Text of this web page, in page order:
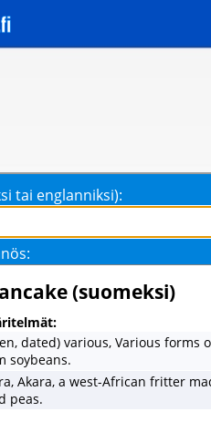
tai englanniksi):
(suomeksi)
dated) various, Various forms
soybeans.
Akara, a west-African fritter
peas.